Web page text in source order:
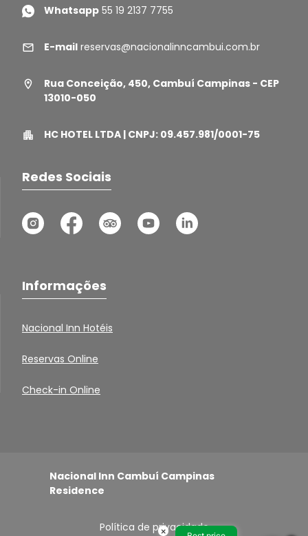
Whatsapp 55 19 2137 7755
E-mail reservas@nacionalinncambui.com.br
Rua Conceição, 450, Cambuí Campinas - CEP
13010-050
HC HOTEL LTDA | CNPJ: 09.457.981/0001-75
Redes Sociais
Informações
Nacional Inn Hotéis
Reservas Online
Check-in Online
Nacional Inn Cambuí Campinas
Residence
Política de privacidade
×